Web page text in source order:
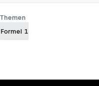
Themen
Formel 1